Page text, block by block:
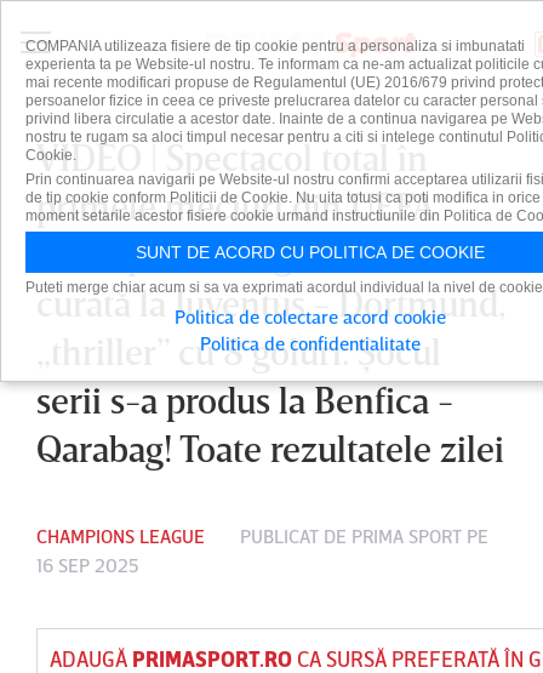
VIDEO | Spectacol total în
primele meciuri din UEFA
Champions League! Nebunie
curată la Juventus - Dortmund,
„thriller” cu 8 goluri. Şocul
serii s-a produs la Benfica -
Qarabag! Toate rezultatele zilei
CHAMPIONS LEAGUE PUBLICAT DE PRIMA SPORT PE
16 SEP 2025
ADAUGĂ PRIMASPORT.ROCA SURSĂ PREFERATĂ ÎN
COMPANIA utilizeaza fisiere de tip cookie pentru a personaliza si imbunatati
experienta ta pe Website-ul nostru. Te informam ca ne-am actualizat politicile
mai recente modificari propuse de Regulamentul (UE) 2016/679 privind
persoanelor fizice in ceea ce priveste prelucrarea datelor cu caracter personal
privind libera circulatie a acestor date. Inainte de a continua navigarea pe
nostru te rugam sa aloci timpul necesar pentru a citi si intelege continutul
Cookie.
Prin continuarea navigarii pe Website-ul nostru confirmi acceptarea utilizarii
de tip cookie conform Politicii de Cookie. Nu uita totusi ca poti modifica in orice
moment setarile acestor fisiere cookie urmand instructiunile din Politica de
SUNT DE ACORD CU POLITICA DE COOKIE
Puteti merge chiar acum si sa va exprimati acordul individual la nivel de
Politica de colectare acord cookie
Politica de confidentialitate